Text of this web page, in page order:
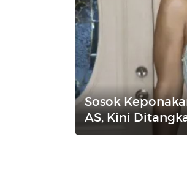
Sosok
AS, Kini